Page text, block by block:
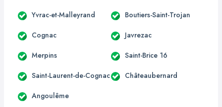
Yvrac-et-Malleyrand Boutiers-Saint-Trojan
Cognac Javrezac
Merpins Saint-Brice 16
Saint-Laurent-de-Cognac Châteaubernard
Angoulême